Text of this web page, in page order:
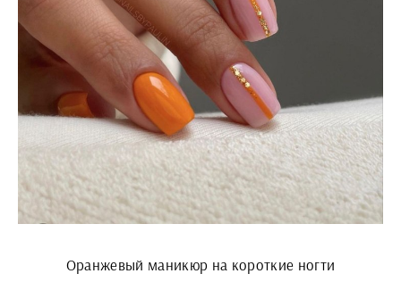
Оранжевый маникюр на короткие ногти